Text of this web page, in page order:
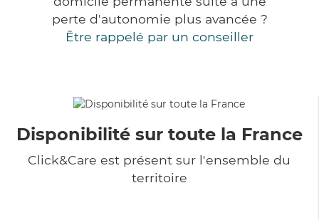
perte d'autonomie plus avancée ?
Être rappelé par un conseiller
Disponibilité sur toute la France
Click&Care est présent sur l'ensemble du
territoire